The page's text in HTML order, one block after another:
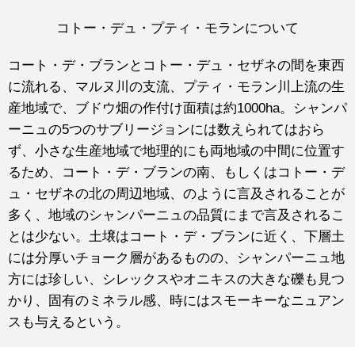
コトー・デュ・プティ・モランについて
コート・デ・ブランとコトー・デュ・セザネの間を東西
に流れる、マルヌ川の支流、プティ・モラン川上流の生
産地域で、ブドウ畑の作付け面積は約1000ha。シャンパ
ーニュの5つのサブリージョンには数えられてはおら
ず、小さな生産地域で地理的にも両地域の中間に位置す
るため、コート・デ・ブランの南、もしくはコトー・デ
ュ・セザネの北の周辺地域、のように言及されることが
多く、地域のシャンパーニュの品質にまで言及されるこ
とは少ない。土壌はコート・デ・ブランに近く、下層土
には分厚いチョーク層があるものの、シャンパーニュ地
方には珍しい、シレックスやオニキスの大きな礫も見つ
かり、固有のミネラル感、時にはスモーキーなニュアン
スも与えるという。